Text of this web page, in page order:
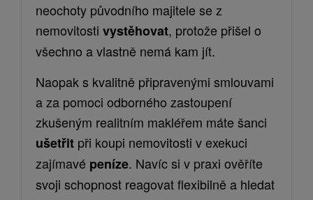
neochoty původního majitele se z
nemovitosti vystěhovat, protože přišel o
všechno a vlastně nemá kam jít.
Naopak s kvalitně připravenými smlouvami
a za pomoci odborného zastoupení
zkušeným realitním makléřem máte šanci
ušetřit při koupi nemovitosti v exekuci
zajímavé peníze. Navíc si v praxi ověříte
svoji schopnost reagovat flexibilně a hledat